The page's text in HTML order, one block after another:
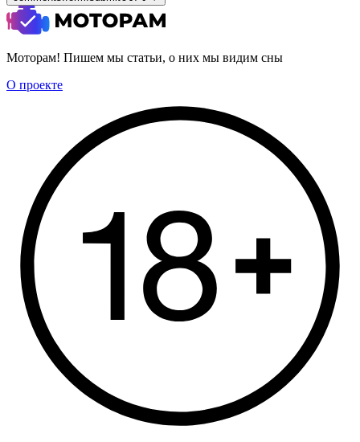
Моторам! Пишем мы статьи, о них мы видим сны
О проекте